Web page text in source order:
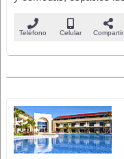
Teléfono Celular Compartir